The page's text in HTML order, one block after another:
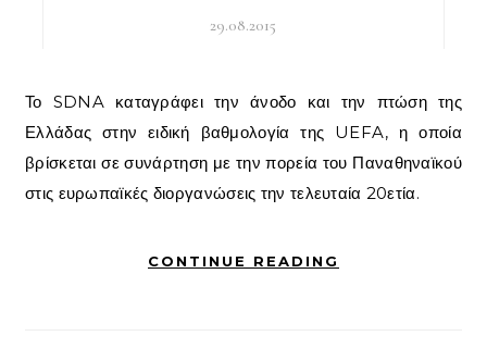
29.08.2015
Το SDNA καταγράφει την άνοδο και την πτώση της
Ελλάδας στην ειδική βαθμολογία της UEFA, η οποία
βρίσκεται σε συνάρτηση με την πορεία του Παναθηναϊκού
στις ευρωπαϊκές διοργανώσεις την τελευταία 20ετία.
CONTINUE READING